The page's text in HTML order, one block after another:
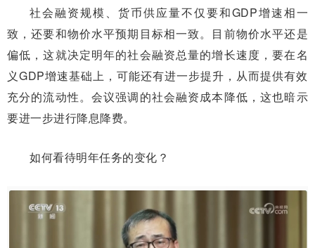
社会融资规模、货币供应量不仅要和GDP增速相一
致，还要和物价水平预期目标相一致。目前物价水平还是
偏低，这就决定明年的社会融资总量的增长速度，要在名
义GDP增速基础上，可能还有进一步提升，从而提供有效
充分的流动性。会议强调的社会融资成本降低，这也暗示
要进一步进行降息降费。
如何看待明年任务的变化？